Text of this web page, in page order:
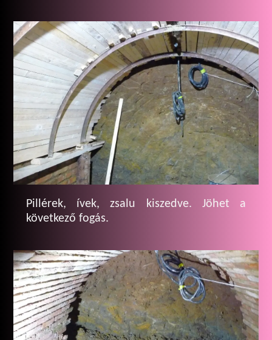
Pillérek, ívek, zsalu kiszedve. Jöhet a
következő fogás.